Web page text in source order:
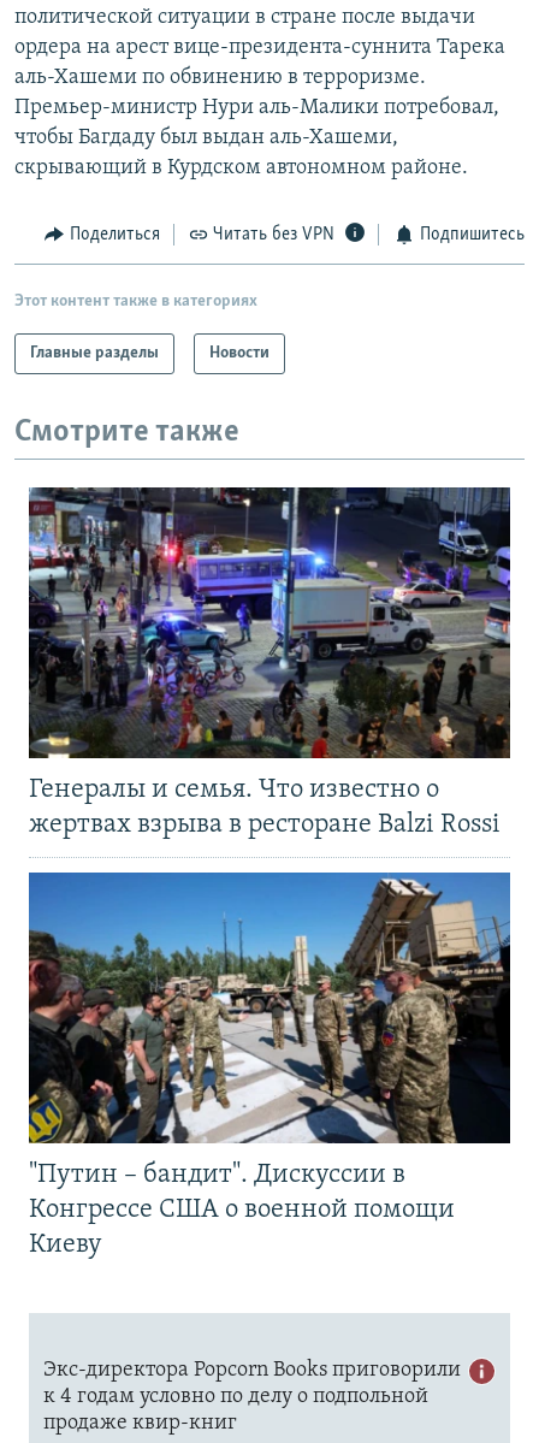
Все сайты РСЕ/РС
политической ситуации в стране после выдачи
ордера на арест вице-президента-суннита Тарека
аль-Хашеми по обвинению в терроризме.
Премьер-министр Нури аль-Малики потребовал,
чтобы Багдаду был выдан аль-Хашеми,
скрывающий в Курдском автономном районе.
Поделиться Читать без VPN Подпишитесь
Этот контент также в категориях
Главные разделы Новости
Смотрите также
Генералы и семья. Что известно о
жертвах взрыва в ресторане Balzi Rossi
"Путин – бандит". Дискуссии в
Конгрессе США о военной помощи
Киеву